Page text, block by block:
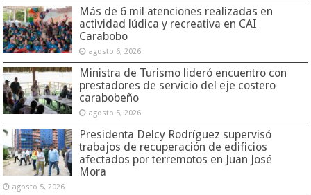
Más de 6 mil atenciones realizadas en
actividad lúdica y recreativa en CAI
Carabobo
agosto 6, 2026
Ministra de Turismo lideró encuentro con
prestadores de servicio del eje costero
carabobeño
agosto 5, 2026
Presidenta Delcy Rodríguez supervisó
trabajos de recuperación de edificios
afectados por terremotos en Juan José
Mora
agosto 5, 2026